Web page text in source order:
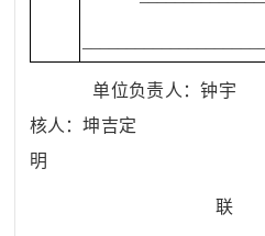
单位负责
核人：坤吉定
明